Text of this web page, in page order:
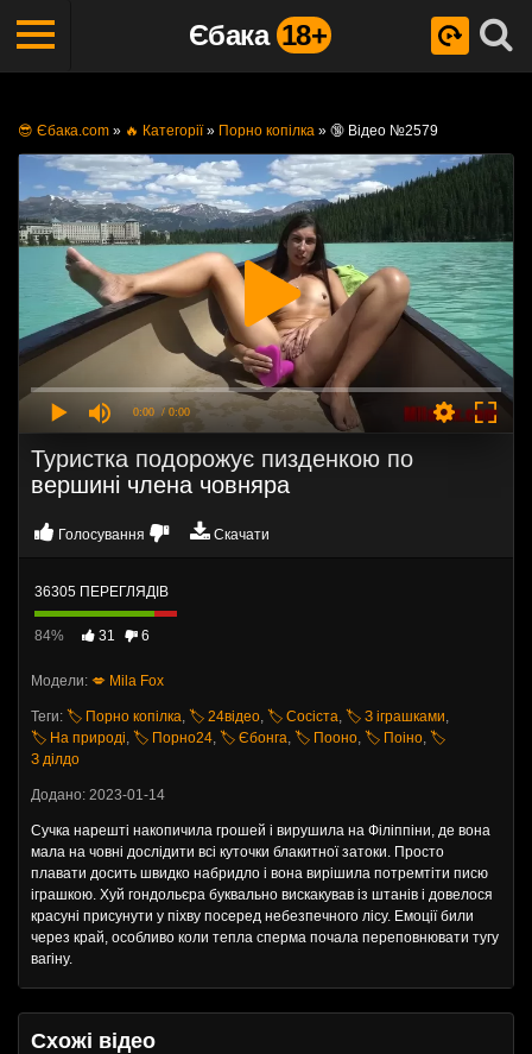
Єбака 18+
😎 Єбака.com » 🔥 Категорії» Порно копілка » 🔞 Відео №2579
0:00 / 0:00
Туристка подорожує пизденкою по
вершині члена човняра
Голосування Скачати
36305 ПЕРЕГЛЯДІВ
84% 31 6
Модели: 💋 Mila Fox
Теги: 🏷️ Порно копілка, 🏷️ 24відео, 🏷️ Сосіста, 🏷️ З іграшками,
🏷️ На природі, 🏷️ Порно24, 🏷️ Єбонга, 🏷️ Пооно, 🏷️ Поіно, 🏷️
З ділдо
Додано: 2023-01-14
Сучка нарешті накопичила грошей і вирушила на Філіппіни, де вона
мала на човні дослідити всі куточки блакитної затоки. Просто
плавати досить швидко набридло і вона вирішила потремтіти писю
іграшкою. Хуй гондольєра буквально вискакував із штанів і довелося
красуні присунути у піхву посеред небезпечного лісу. Емоції били
через край, особливо коли тепла сперма почала переповнювати тугу
вагіну.
Схожі відео